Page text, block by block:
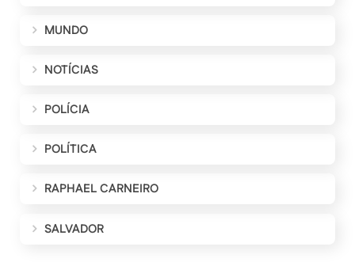
MUNDO
NOTÍCIAS
POLÍCIA
POLÍTICA
RAPHAEL CARNEIRO
SALVADOR